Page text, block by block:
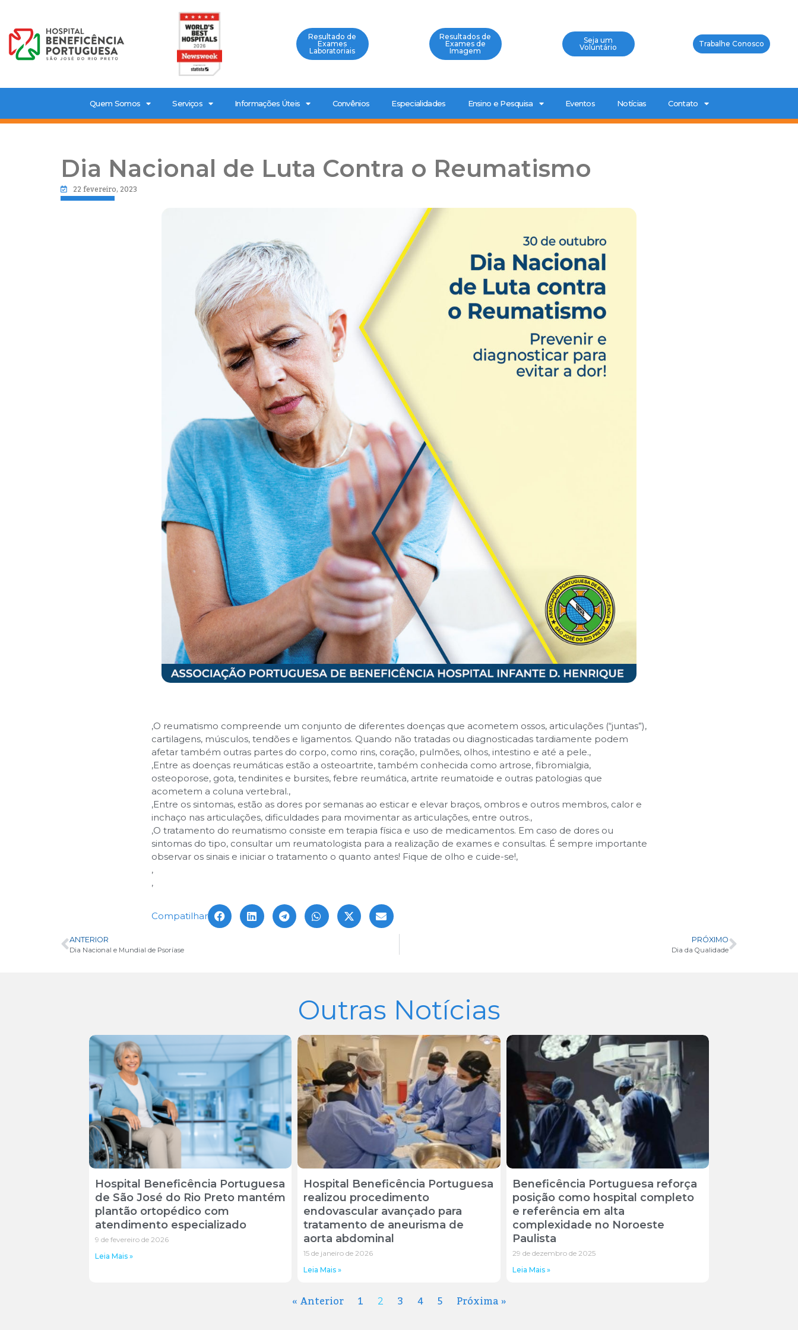
Resultado de
Exames
Laboratoriais
Resultados de
Exames de
Imagem
Seja um
Voluntário
Trabalhe Conosco
Quem Somos Serviços Informações Úteis Convênios Especialidades Ensino e Pesquisa Eventos Notícias Contato
Dia Nacional de Luta Contra o Reumatismo
22 fevereiro, 2023
,O reumatismo compreende um conjunto de diferentes doenças que acometem ossos, articulações (“juntas”),
cartilagens, músculos, tendões e ligamentos. Quando não tratadas ou diagnosticadas tardiamente podem
afetar também outras partes do corpo, como rins, coração, pulmões, olhos, intestino e até a pele.,
,Entre as doenças reumáticas estão a osteoartrite, também conhecida como artrose, fibromialgia,
osteoporose, gota, tendinites e bursites, febre reumática, artrite reumatoide e outras patologias que
acometem a coluna vertebral.,
,Entre os sintomas, estão as dores por semanas ao esticar e elevar braços, ombros e outros membros, calor e
inchaço nas articulações, dificuldades para movimentar as articulações, entre outros.,
,O tratamento do reumatismo consiste em terapia física e uso de medicamentos. Em caso de dores ou
sintomas do tipo, consultar um reumatologista para a realização de exames e consultas. É sempre importante
observar os sinais e iniciar o tratamento o quanto antes! Fique de olho e cuide-se!,
,
,
Compatilhar
ANTERIOR
Dia Nacional e Mundial de Psoríase
PRÓXIMO
Dia da Qualidade
Outras Notícias
Hospital Beneficência Portuguesa
de São José do Rio Preto mantém
plantão ortopédico com
atendimento especializado
9 de fevereiro de 2026
Leia Mais »
Hospital Beneficência Portuguesa
realizou procedimento
endovascular avançado para
tratamento de aneurisma de
aorta abdominal
15 de janeiro de 2026
Leia Mais »
Beneficência Portuguesa reforça
posição como hospital completo
e referência em alta
complexidade no Noroeste
Paulista
29 de dezembro de 2025
Leia Mais »
« Anterior 1 2 3 4 5 Próxima »